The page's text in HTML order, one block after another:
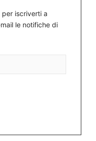
per iscriverti a
le notifiche di